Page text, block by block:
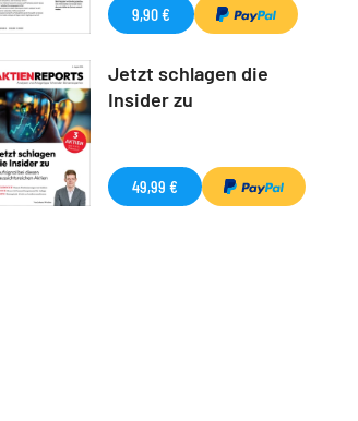
9,90 €
Jetzt schlagen die
Insider zu
49,99 €